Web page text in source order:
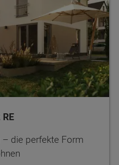
die perfekte Form